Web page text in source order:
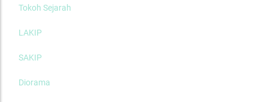
Tokoh Sejarah
LAKIP
SAKIP
Diorama